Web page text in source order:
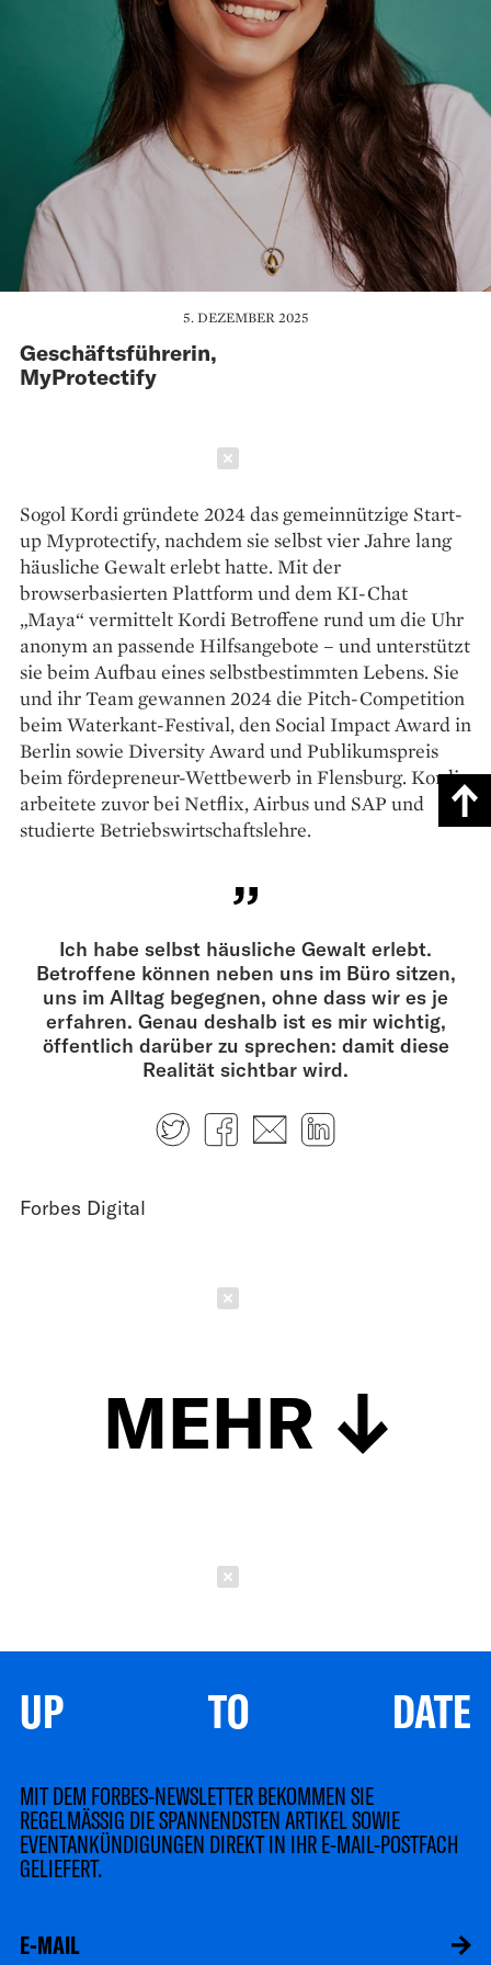
5. DEZEMBER 2025
Geschäftsführerin,
MyProtectify
Sogol Kordi gründete 2024 das gemeinnützige Start-
up Myprotectify, nachdem sie selbst vier Jahre lang
häusliche Gewalt erlebt hatte. Mit der
browserbasierten Plattform und dem KI-Chat
„Maya“ vermittelt Kordi Betroffene rund um die Uhr
anonym an passende Hilfsangebote – und unterstützt
sie beim Aufbau eines selbstbestimmten Lebens. Sie
und ihr Team gewannen 2024 die Pitch-Competition
beim Waterkant-Festival, den Social Impact Award in
Berlin sowie Diversity Award und Publikumspreis
beim fördepreneur-Wettbewerb in Flensburg. Kordi
arbeitete zuvor bei Netflix, Airbus und SAP und
studierte Betriebswirtschaftslehre.
Ich habe selbst häusliche Gewalt erlebt.
Betroffene können neben uns im Büro sitzen,
uns im Alltag begegnen, ohne dass wir es je
erfahren. Genau deshalb ist es mir wichtig,
öffentlich darüber zu sprechen: damit diese
Realität sichtbar wird.
TwitterFacebook
E-mail
Forbes Digital
MEHR
UP TO DATE
MIT DEM FORBES-NEWSLETTER BEKOMMEN SIE
REGELMÄSSIG DIE SPANNENDSTEN ARTIKEL SOWIE
EVENTANKÜNDIGUNGEN DIREKT IN IHR E-MAIL-POSTFACH
GELIEFERT.